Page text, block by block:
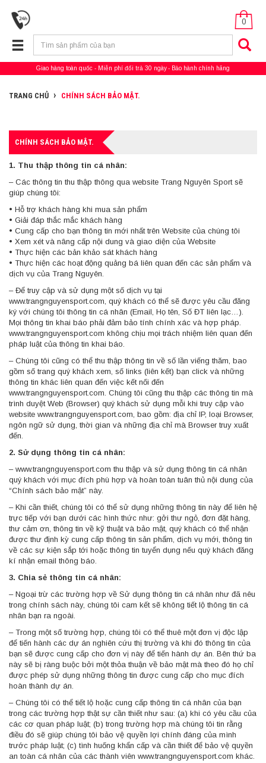
0
Giao hàng toàn quốc Miễn phí đổi trả 30 ngày Bảo hành chính hãng
TRANG CHỦ CHÍNH SÁCH BẢO MẬT.
CHÍNH SÁCH BẢO MẬT.
1. Thu thập thông tin cá nhân:
– Các thông tin thu thập thông qua website Trang Nguyên Sport sẽ
giúp chúng tôi:
• Hỗ trợ khách hàng khi mua sản phẩm
• Giải đáp thắc mắc khách hàng
• Cung cấp cho bạn thông tin mới nhất trên Website của chúng tôi
• Xem xét và nâng cấp nội dung và giao diện của Website
• Thực hiện các bản khảo sát khách hàng
• Thực hiện các hoạt động quảng bá liên quan đến các sản phẩm và
dịch vụ của Trang Nguyên.
– Để truy cập và sử dụng một số dịch vụ tại
www.trangnguyensport.com, quý khách có thể sẽ được yêu cầu đăng
ký với chúng tôi thông tin cá nhân (Email, Họ tên, Số ĐT liên lạc…).
Mọi thông tin khai báo phải đảm bảo tính chính xác và hợp pháp.
www.trangnguyensport.com không chịu mọi trách nhiệm liên quan đến
pháp luật của thông tin khai báo.
– Chúng tôi cũng có thể thu thập thông tin về số lần viếng thăm, bao
gồm số trang quý khách xem, số links (liên kết) bạn click và những
thông tin khác liên quan đến việc kết nối đến
www.trangnguyensport.com. Chúng tôi cũng thu thập các thông tin mà
trình duyệt Web (Browser) quý khách sử dụng mỗi khi truy cập vào
website www.trangnguyensport.com, bao gồm: địa chỉ IP, loại Browser,
ngôn ngữ sử dụng, thời gian và những địa chỉ mà Browser truy xuất
đến.
2. Sử dụng thông tin cá nhân:
– www.trangnguyensport.com thu thập và sử dụng thông tin cá nhân
quý khách với mục đích phù hợp và hoàn toàn tuân thủ nội dung của
“Chính sách bảo mật” này.
– Khi cần thiết, chúng tôi có thể sử dụng những thông tin này để liên hệ
trực tiếp với bạn dưới các hình thức như: gởi thư ngỏ, đơn đặt hàng,
thư cảm ơn, thông tin về kỹ thuật và bảo mật, quý khách có thể nhận
được thư định kỳ cung cấp thông tin sản phẩm, dịch vụ mới, thông tin
về các sự kiện sắp tới hoặc thông tin tuyển dụng nếu quý khách đăng
kí nhận email thông báo.
3. Chia sẻ thông tin cá nhân:
– Ngoại trừ các trường hợp về Sử dụng thông tin cá nhân như đã nêu
trong chính sách này, chúng tôi cam kết sẽ không tiết lộ thông tin cá
nhân bạn ra ngoài.
– Trong một số trường hợp, chúng tôi có thể thuê một đơn vị độc lập
để tiến hành các dự án nghiên cứu thị trường và khi đó thông tin của
bạn sẽ được cung cấp cho đơn vị này để tiến hành dự án. Bên thứ ba
này sẽ bị ràng buộc bởi một thỏa thuận về bảo mật mà theo đó họ chỉ
được phép sử dụng những thông tin được cung cấp cho mục đích
hoàn thành dự án.
– Chúng tôi có thể tiết lộ hoặc cung cấp thông tin cá nhân của bạn
trong các trường hợp thật sự cần thiết như sau: (a) khi có yêu cầu của
các cơ quan pháp luật; (b) trong trường hợp mà chúng tôi tin rằng
điều đó sẽ giúp chúng tôi bảo vệ quyền lợi chính đáng của mình
trước pháp luật; (c) tình huống khẩn cấp và cần thiết để bảo vệ quyền
an toàn cá nhân của các thành viên www.trangnguyensport.com khác.